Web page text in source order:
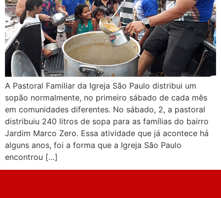
A Pastoral Familiar da Igreja São Paulo distribui um
sopão normalmente, no primeiro sábado de cada mês
em comunidades diferentes. No sábado, 2, a pastoral
distribuiu 240 litros de sopa para as famílias do bairro
Jardim Marco Zero. Essa atividade que já acontece há
alguns anos, foi a forma que a Igreja São Paulo
encontrou […]